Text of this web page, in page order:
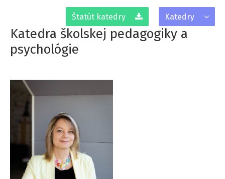
Štatút katedry Katedry
Katedra školskej pedagogiky a
psychológie